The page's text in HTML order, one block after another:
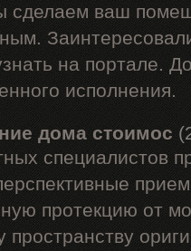
сделаем ваш
на портале.
исполнения.
дома стоимос
специалистов
протекцию от